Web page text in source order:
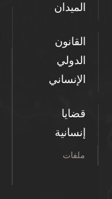
الميدان
القانون
الدولي
الإنساني
قضايا
إنسانية
ملفات